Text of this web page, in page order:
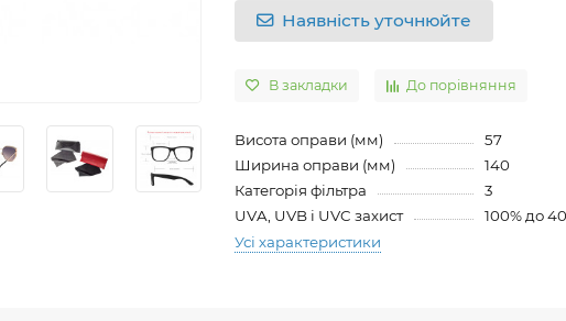
Наявність уточнюйте
В закладки До порівняння
Висота оправи (мм)
57
Ширина оправи (мм)
140
Категорія фільтра
3
UVA, UVB і UVC захист
100% до
Усі характеристики